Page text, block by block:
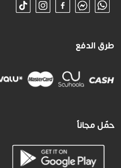
طرق الدفع
حمّل مجاناً